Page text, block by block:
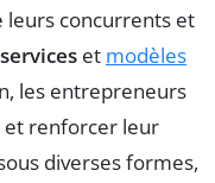
leurs concurrents et
services et modèles
les entrepreneurs
et renforcer leur
diverses formes,